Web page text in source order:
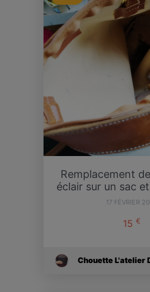
Remplacement
éclair sur un sac
17 FÉVRIER
15 €
Chouette L'atelier